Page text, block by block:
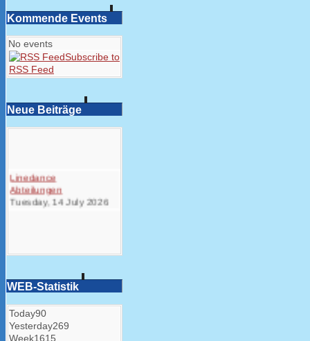
Kommende Events
No events
Subscribe to
RSS Feed
Neue Beiträge
Linedance
Abteilungen
WEB-Statistik
Today90
Yesterday269
Week1615